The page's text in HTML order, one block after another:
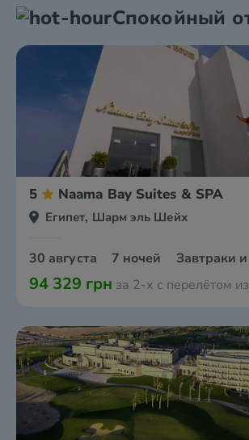
Спокойный
5 Naama Bay Suites & SPA
Египет, Шарм эль Шейх
30 августа 7 ночей Завтраки
94 329 грн за 2-х с перелётом